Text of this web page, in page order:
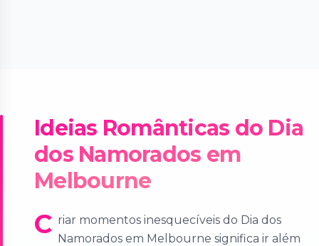
Ideias Românticas do Dia
dos Namorados em
Melbourne
C riar momentos inesquecíveis do Dia dos
Namorados em Melbourne significa ir além